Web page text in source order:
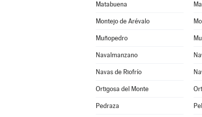
Matabuena
Montejo de Arévalo
Muñopedro
Navalmanzano
Navas de Riofrío
Ortigosa del Monte
Pedraza